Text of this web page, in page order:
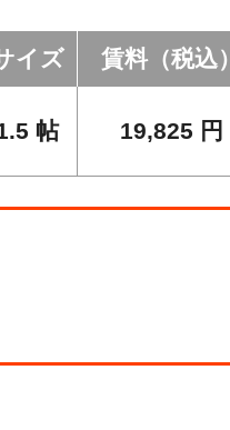
イズ 賃料（税込）
帖 19,825 円